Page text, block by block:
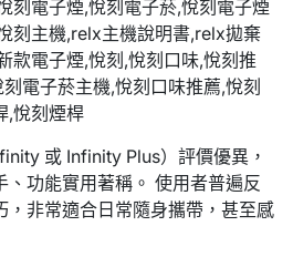
或 Infinity Plus）評價優異，
功能實用著稱。 使用者普遍反
，非常適合日常隨身攜帶，甚至感